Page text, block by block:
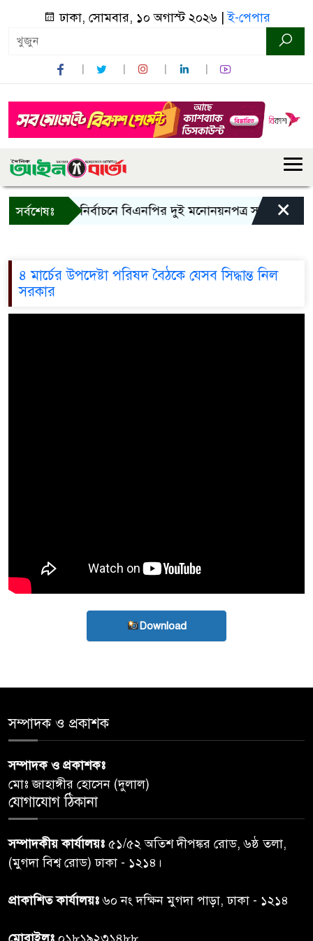
ঢাকা, সোমবার, ১০ অগাস্ট ২০২৬ |ই-পেপার
সর্বশেষঃ
রাষ্ট্রপতি নির্বাচনে বিএনপির দুই মনোনয়নপত্র সংগ্রহ ×
৪ মার্চের উপদেষ্টা পরিষদ বৈঠকে যেসব সিদ্ধান্ত নিল
সরকার
Download
সম্পাদক ও প্রকাশক
সম্পাদক ও প্রকাশকঃ
মোঃ জাহাঙ্গীর হোসেন (দুলাল)
যোগাযোগ ঠিকানা
সম্পাদকীয় কার্যালয়ঃ ৫১/৫২ অতিশ দীপঙ্কর রোড, ৬ষ্ঠ তলা,
(মুগদা বিশ্ব রোড) ঢাকা - ১২১৪।
প্রাকাশিত কার্যালয়ঃ৬০ নং দক্ষিন মুগদা পাড়া, ঢাকা - ১২১৪